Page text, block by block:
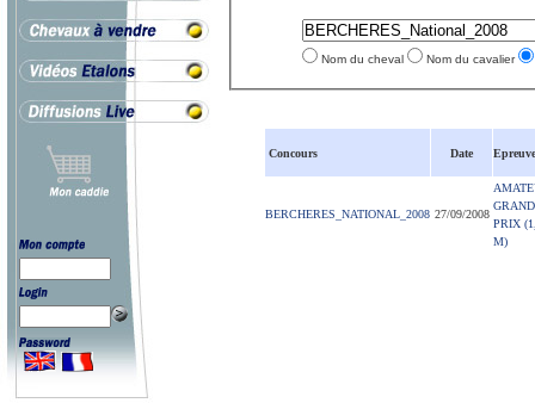
Nom du cheval Nom du cavalier
Concours Date Epreuve
BERCHERES_NATIONAL_2008 27/09/2008
GRAND
PRIX
M)